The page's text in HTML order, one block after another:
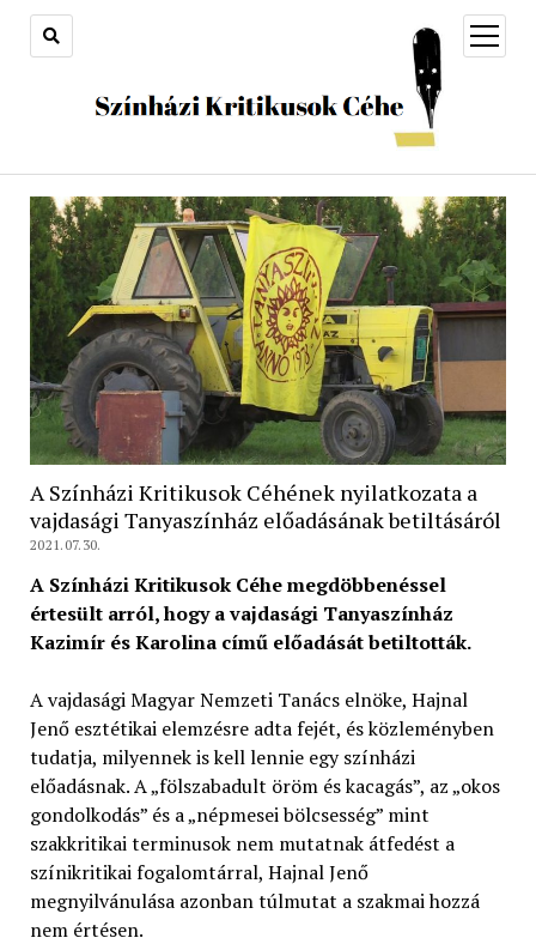
open
menu
A Színházi Kritikusok Céhének nyilatkozata a
vajdasági Tanyaszínház előadásának betiltásáról
2021.07.30.
A Színházi Kritikusok Céhe megdöbbenéssel
értesült arról, hogy a vajdasági Tanyaszínház
Kazimír és Karolina című előadását betiltották.
A vajdasági Magyar Nemzeti Tanács elnöke, Hajnal
Jenő esztétikai elemzésre adta fejét, és közleményben
tudatja, milyennek is kell lennie egy színházi
előadásnak. A „fölszabadult öröm és kacagás”, az „okos
gondolkodás” és a „népmesei bölcsesség” mint
szakkritikai terminusok nem mutatnak átfedést a
színikritikai fogalomtárral, Hajnal Jenő
megnyilvánulása azonban túlmutat a szakmai hozzá
nem értésen.